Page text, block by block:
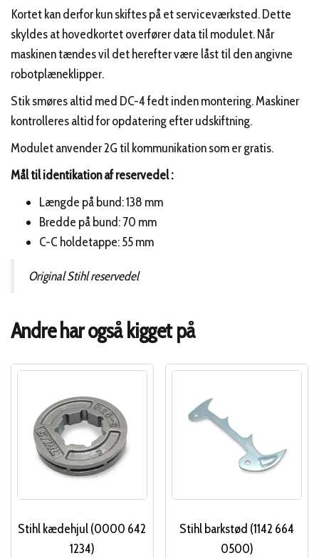
Kortet kan derfor kun skiftes på et serviceværksted. Dette
skyldes at hovedkortet overfører data til modulet. Når
maskinen tændes vil det herefter være låst til den angivne
robotplæneklipper.
Stik smøres altid med DC-4 fedt inden montering. Maskiner
kontrolleres altid for opdatering efter udskiftning.
Modulet anvender 2G til kommunikation som er gratis.
Mål til identikation af reservedel :
Længde på bund: 138 mm
Bredde på bund: 70 mm
C-C holdetappe: 55 mm
Original Stihl reservedel
Andre har også kigget på
Stihl kædehjul (0000 642
1234)
Stihl barkstød (1142 664
0500)